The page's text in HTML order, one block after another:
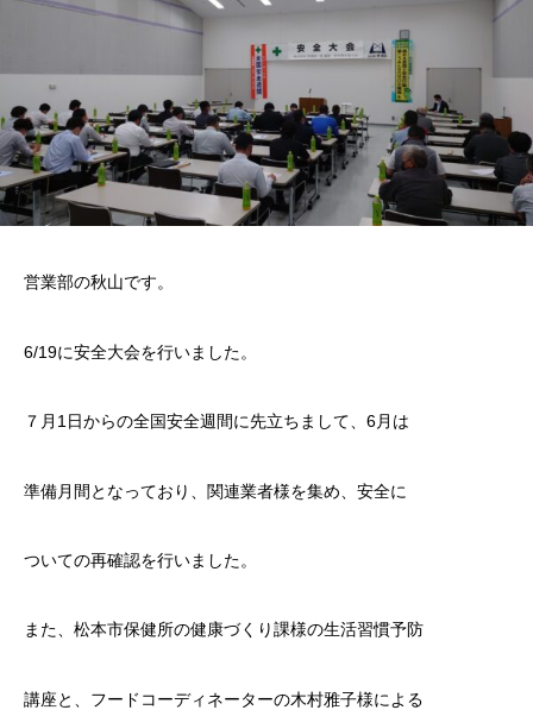
営業部の秋山です。
6/19に安全大会を行いました。
７月1日からの全国安全週間に先立ちまして、6月は
準備月間となっており、関連業者様を集め、安全に
ついての再確認を行いました。
また、松本市保健所の健康づくり課様の生活習慣予防
講座と、フードコーディネーターの木村雅子様による